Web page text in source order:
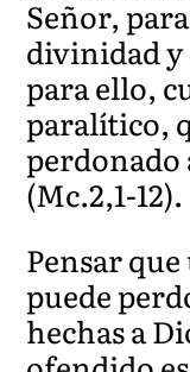
Señor,
divinidad y
para ello,
paralítico,
perdonado
(Mc.2,1-12).
Pensar
puede
hechas a